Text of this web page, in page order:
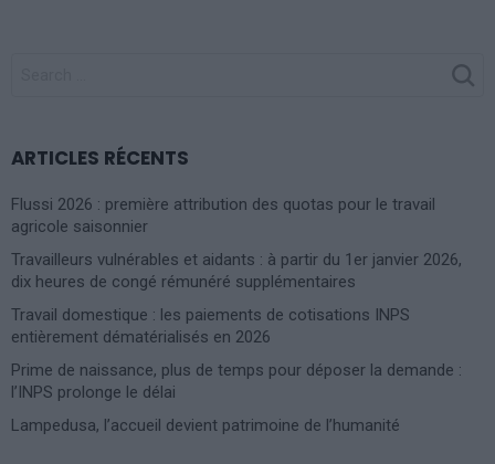
ARTICLES RÉCENTS
Flussi 2026 : première attribution des quotas pour le travail
agricole saisonnier
Travailleurs vulnérables et aidants : à partir du 1er janvier 2026,
dix heures de congé rémunéré supplémentaires
Travail domestique : les paiements de cotisations INPS
entièrement dématérialisés en 2026
Prime de naissance, plus de temps pour déposer la demande :
l’INPS prolonge le délai
Lampedusa, l’accueil devient patrimoine de l’humanité